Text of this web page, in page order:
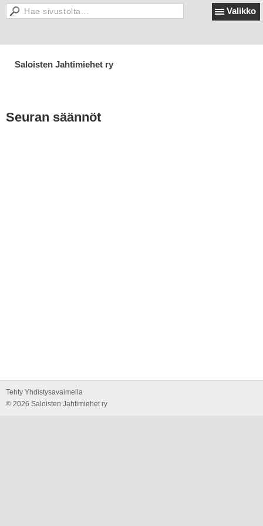
Valikko
Saloisten Jahtimiehet ry
Seuran säännöt
Tehty Yhdistysavaimella
© 2026 Saloisten Jahtimiehet ry